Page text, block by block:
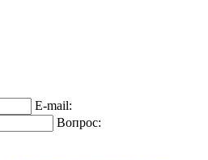
E-mail:
Вопрос: